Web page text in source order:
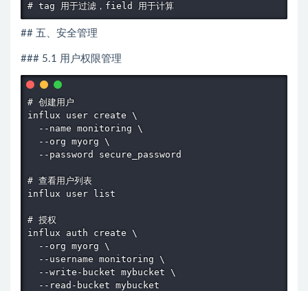
# tag 用于过滤，field 用于计算
## 五、安全管理
### 5.1 用户权限管理
# 创建用户
influx user create \
  --name monitoring \
  --org myorg \
  --password secure_password
# 查看用户列表
influx user list
# 授权
influx auth create \
  --org myorg \
  --username monitoring \
  --write-bucket mybucket \
  --read-bucket mybucket